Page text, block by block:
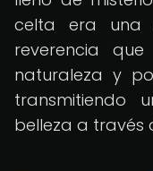
celta era una
reverencia
naturaleza y
transmitiendo
belleza a través